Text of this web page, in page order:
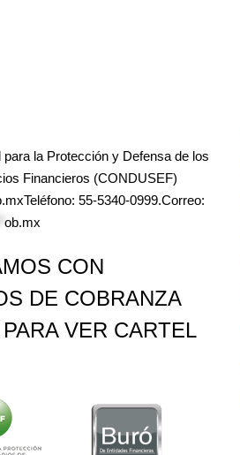
la Protección y Defensa de los
Financieros (CONDUSEF)
55-5340-0999.Correo:
ob.mx
CON
DE COBRANZA
VER CARTEL